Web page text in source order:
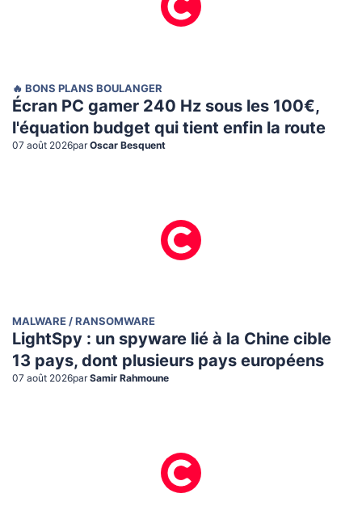
🔥 BONS PLANS BOULANGER
Écran PC gamer 240 Hz sous les 100€,
l'équation budget qui tient enfin la route
07 août 2026par Oscar Besquent
MALWARE / RANSOMWARE
LightSpy : un spyware lié à la Chine cible
13 pays, dont plusieurs pays européens
07 août 2026par Samir Rahmoune